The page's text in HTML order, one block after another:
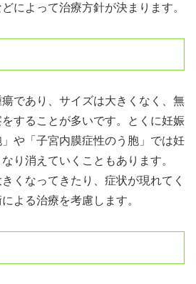
によって治療方針が決まります。
であり、サイズは大きくなく、無
することが多いです。とくに妊娠
や「子宮内膜症性のう胞」では妊
り消えていくこともあります。
くなってきたり、症状が現れてく
よる治療を考慮します。